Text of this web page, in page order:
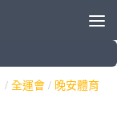
/ 全運會 / 晚安體育